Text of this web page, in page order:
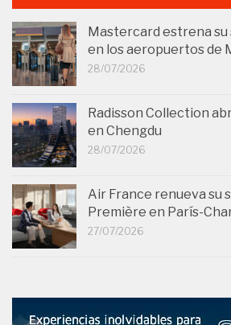
Mastercard estrena
en los aeropuertos de
28/07/2026
Radisson Collection
en Chengdu
28/07/2026
Air France renueva su
Première en París-
27/07/2026